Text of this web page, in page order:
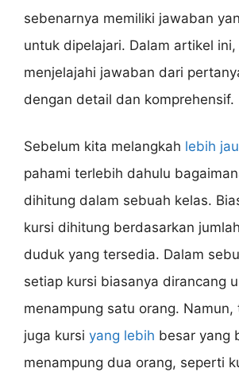
sebenarnya memiliki jawaban
untuk dipelajari. Dalam artikel
menjelajahi jawaban dari
dengan detail dan komprehensif.
Sebelum kita melangkah lebih
pahami terlebih dahulu
dihitung dalam sebuah kelas.
kursi dihitung berdasarkan
duduk yang tersedia. Dalam
setiap kursi biasanya dirancang
menampung satu orang.
juga kursi yang lebih besar yang
menampung dua orang, seperti